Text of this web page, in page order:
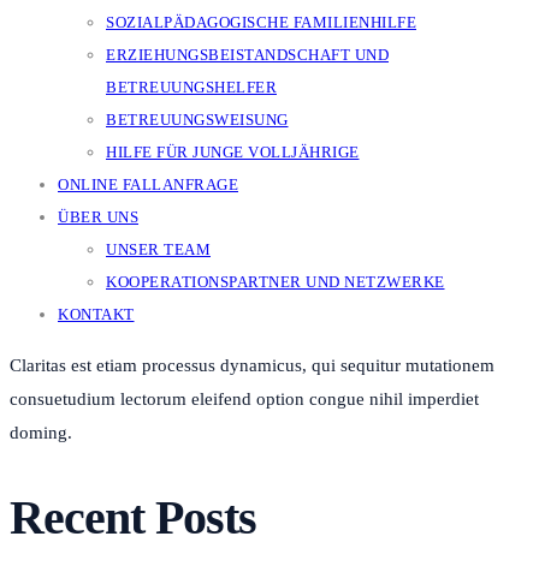
SOZIALPÄDAGOGISCHE FAMILIENHILFE
ERZIEHUNGSBEISTANDSCHAFT UND
BETREUUNGSHELFER
BETREUUNGSWEISUNG
HILFE FÜR JUNGE VOLLJÄHRIGE
ONLINE FALLANFRAGE
ÜBER UNS
UNSER TEAM
KOOPERATIONSPARTNER UND NETZWERKE
KONTAKT
Claritas est etiam processus dynamicus, qui sequitur mutationem
consuetudium lectorum eleifend option congue nihil imperdiet
doming.
Recent Posts